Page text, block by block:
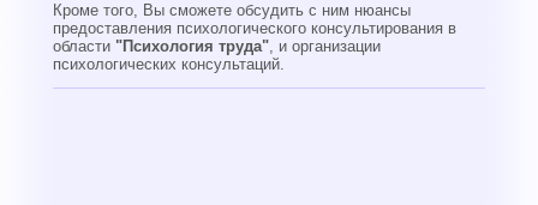
Кроме того, Вы cможете обсудить с ним нюансы
предоставления психологического консультирования в
области "Психология труда", и организации
психологических консультаций.